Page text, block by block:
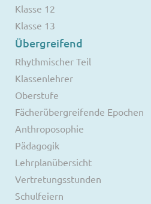
Klasse 12
Klasse 13
Übergreifend
Rhythmischer Teil
Klassenlehrer
Oberstufe
Fächerübergreifende Epochen
Anthroposophie
Pädagogik
Lehrplanübersicht
Vertretungsstunden
Schulfeiern